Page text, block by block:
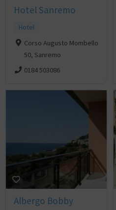
Hotel Sanremo
Hotel
Corso Augusto Mombello
50, Sanremo
0184 503086
Albergo Bobby